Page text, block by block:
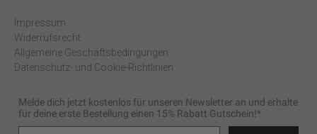
Impressum
Widerrufsrecht
Allgemeine Geschäftsbedingungen
Datenschutz- und Cookie-Richtlinien
Melde dich jetzt kostenlos für unseren Newsletter an und erhalte
für deine erste Bestellung einen 15% Rabatt Gutschein!*